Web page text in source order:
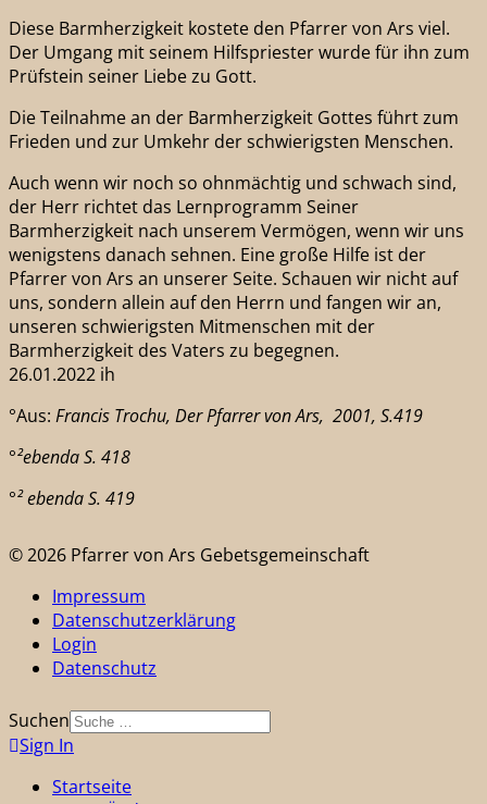
Diese Barmherzigkeit kostete den Pfarrer von Ars viel.
Der Umgang mit seinem Hilfspriester wurde für ihn zum
Prüfstein seiner Liebe zu Gott.
Die Teilnahme an der Barmherzigkeit Gottes führt zum
Frieden und zur Umkehr der schwierigsten Menschen.
Auch wenn wir noch so ohnmächtig und schwach sind,
der Herr richtet das Lernprogramm Seiner
Barmherzigkeit nach unserem Vermögen, wenn wir uns
wenigstens danach sehnen. Eine große Hilfe ist der
Pfarrer von Ars an unserer Seite. Schauen wir nicht auf
uns, sondern allein auf den Herrn und fangen wir an,
unseren schwierigsten Mitmenschen mit der
Barmherzigkeit des Vaters zu begegnen.
26.01.2022 ih
°Aus: Francis Trochu, Der Pfarrer von Ars, 2001, S.419
°²ebenda S. 418
°² ebenda S. 419
© 2026 Pfarrer von Ars Gebetsgemeinschaft
Impressum
Datenschutzerklärung
Login
Datenschutz
Suchen
Sign In
Startseite